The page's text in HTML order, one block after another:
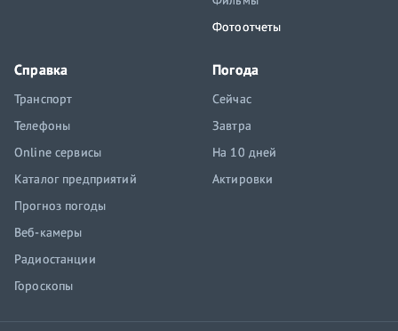
Фотоотчеты
Справка
Транспорт
Телефоны
Online сервисы
Каталог предприятий
Прогноз погоды
Веб-камеры
Радиостанции
Гороскопы
Погода
Сейчас
Завтра
На 10 дней
Актировки